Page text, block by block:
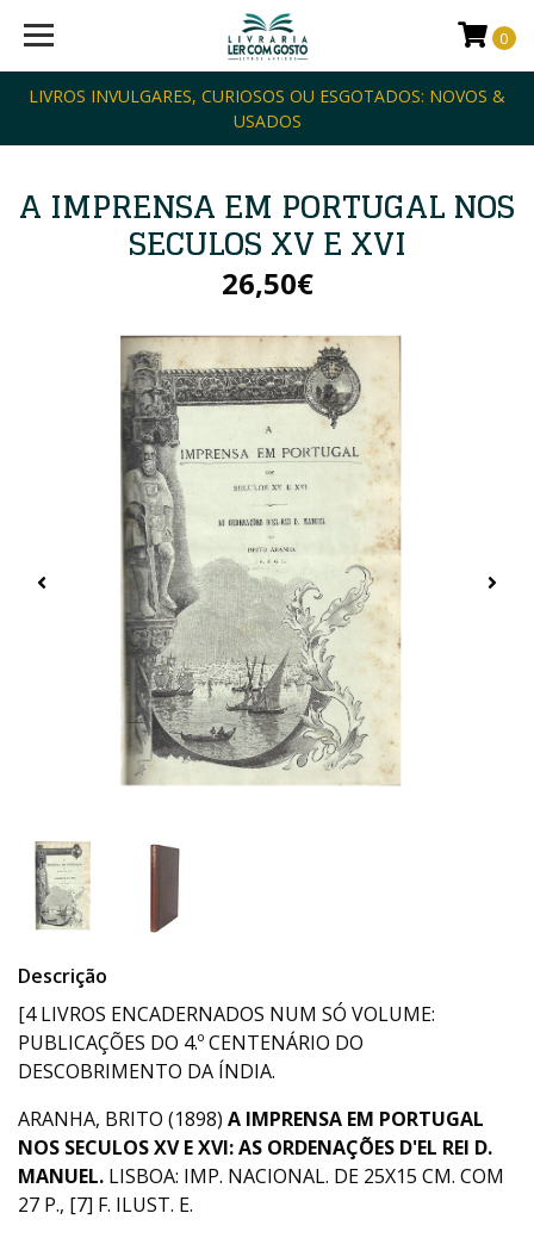
LIVROS INVULGARES, CURIOSOS OU ESGOTADOS: NOVOS &
USADOS
0
A IMPRENSA EM PORTUGAL NOS
SECULOS XV E XVI
26,50€
Descrição
[4 LIVROS ENCADERNADOS NUM SÓ VOLUME:
PUBLICAÇÕES DO 4.º CENTENÁRIO DO
DESCOBRIMENTO DA ÍNDIA.
ARANHA, BRITO (1898) A IMPRENSA EM PORTUGAL
NOS SECULOS XV E XVI: AS ORDENAÇÕES D'EL REI D.
MANUEL. LISBOA: IMP. NACIONAL. DE 25X15 CM. COM
27 P., [7] F. ILUST. E.